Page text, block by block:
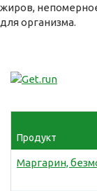
жиров,
для организма.
Продукт
Маргарин,